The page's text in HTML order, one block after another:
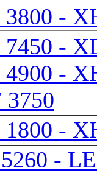
-
-
-
3750
-
-